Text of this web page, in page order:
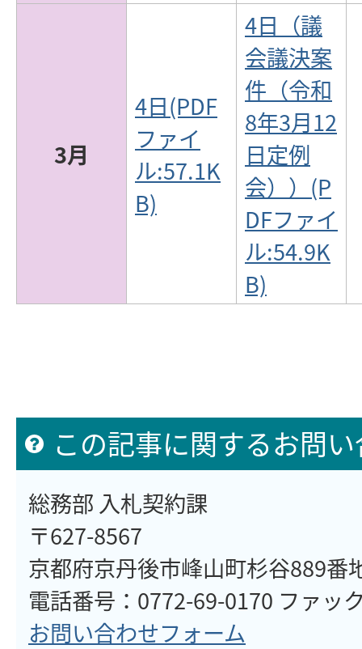
3月
4日(PDF
ファイ
ル:57.1K
B)
4日（議
会議決案
件（令和
8年3月12
日定例
会））(P
DFファイ
ル:54.9K
B)
この記事に関するお問
総務部 入札契約課
〒627-8567
京都府京丹後市峰山町杉谷889番
電話番号：0772-69-0170 ファッ
お問い合わせフォーム